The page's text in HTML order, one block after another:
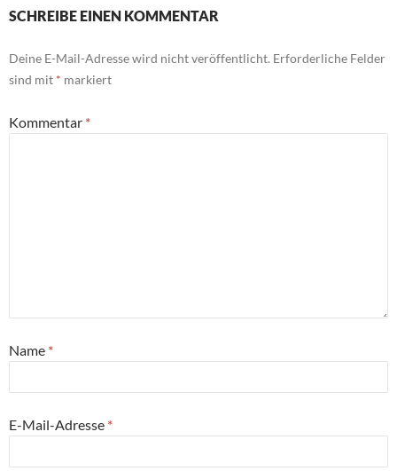
SCHREIBE EINEN KOMMENTAR
Deine E-Mail-Adresse wird nicht veröffentlicht. Erforderliche Felder
sind mit * markiert
Kommentar *
Name *
E-Mail-Adresse *